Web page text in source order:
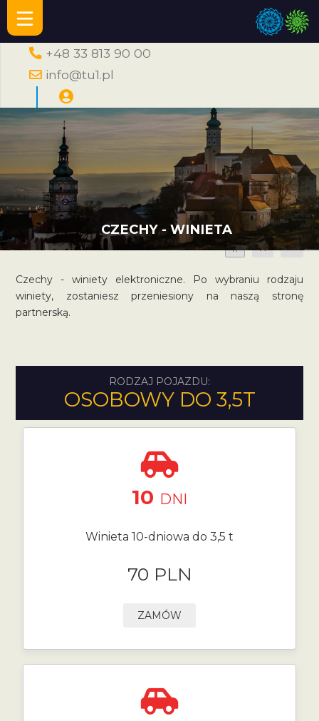
+48 33 813 90 00
info@tu1.pl
CZECHY - WINIETA
A A A
Czechy - winiety elektroniczne. Po wybraniu rodzaju
winiety, zostaniesz przeniesiony na naszą stronę
partnerską.
RODZAJ POJAZDU:
OSOBOWY DO 3,5T
10 DNI
Winieta 10-dniowa do 3,5 t
70 PLN
ZAMÓW